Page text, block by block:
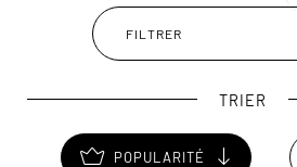
qui se trouve sur la rive droite.
FILTRER
TRIER
POPULARITÉ